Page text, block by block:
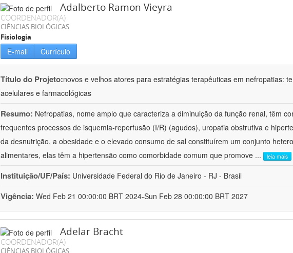
Adalberto Ramon Vieyra
COORDENADOR(A)
CIÊNCIAS BIOLÓGICAS
Fisiologia
E-mail Currículo
Título do Projeto:novos e velhos atores para estratégias terapêuticas em nefropatias:
acelulares e farmacológicas
Resumo: Nefropatias, nome amplo que caracteriza a diminuição da função renal, têm
frequentes processos de isquemia-reperfusão (I/R) (agudos), uropatia obstrutiva e
da desnutrição, a obesidade e o elevado consumo de sal constituírem um conjunto
alimentares, elas têm a hipertensão como comorbidade comum que promove ... leia mais
Instituição/UF/País: Universidade Federal do Rio de Janeiro - RJ - Brasil
Vigência: Wed Feb 21 00:00:00 BRT 2024-Sun Feb 28 00:00:00 BRT 2027
Adelar Bracht
COORDENADOR(A)
CIÊNCIAS BIOLÓGICAS